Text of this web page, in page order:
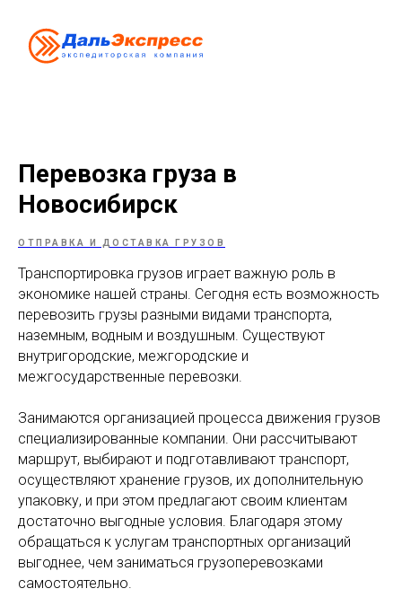
Перевозка груза в
Новосибирск
ОТПРАВКА И ДОСТАВКА ГРУЗОВ
Транспортировка грузов играет важную роль в
экономике нашей страны. Сегодня есть возможность
перевозить грузы разными видами транспорта,
наземным, водным и воздушным. Существуют
внутригородские, межгородские и
межгосударственные перевозки.
Занимаются организацией процесса движения грузов
специализированные компании. Они рассчитывают
маршрут, выбирают и подготавливают транспорт,
осуществляют хранение грузов, их дополнительную
упаковку, и при этом предлагают своим клиентам
достаточно выгодные условия. Благодаря этому
обращаться к услугам транспортных организаций
выгоднее, чем заниматься грузоперевозками
самостоятельно.